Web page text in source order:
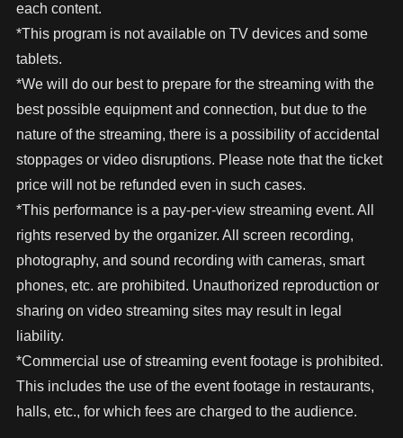
each content.
*This program is not available on TV devices and some
tablets.
*We will do our best to prepare for the streaming with the
best possible equipment and connection, but due to the
nature of the streaming, there is a possibility of accidental
stoppages or video disruptions. Please note that the ticket
price will not be refunded even in such cases.
*This performance is a pay-per-view streaming event. All
rights reserved by the organizer. All screen recording,
photography, and sound recording with cameras, smart
phones, etc. are prohibited. Unauthorized reproduction or
sharing on video streaming sites may result in legal
liability.
*Commercial use of streaming event footage is prohibited.
This includes the use of the event footage in restaurants,
halls, etc., for which fees are charged to the audience.